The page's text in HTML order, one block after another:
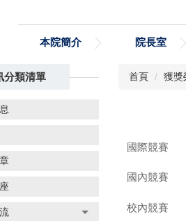
本院簡介 院長室
分類清單 首頁 獲獎
國際競賽
國內競賽
校內競賽